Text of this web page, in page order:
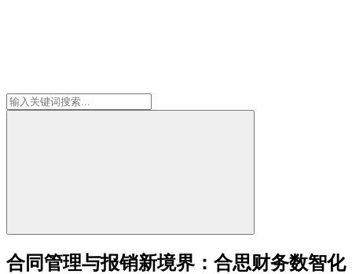
合同管理与报销新境界：合思财务数智化